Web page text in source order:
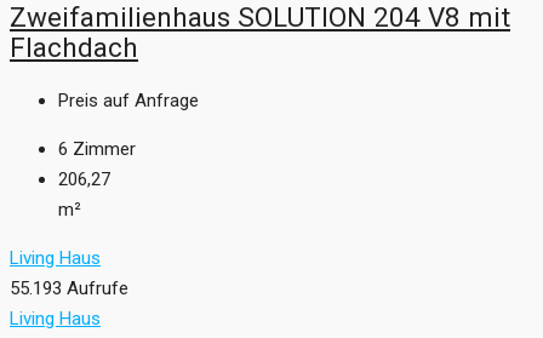
Zweifamilienhaus SOLUTION 204 V8 mit
Flachdach
Preis auf Anfrage
6 Zimmer
206,27
m²
Living Haus
55.193 Aufrufe
Living Haus